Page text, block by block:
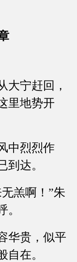
宁赶回，
里地势开
中烈烈作
到达。
羔啊！”朱
。
贵，似平
自在。